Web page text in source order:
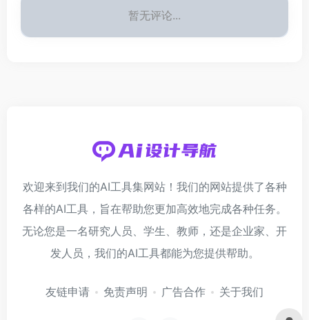
暂无评论...
欢迎来到我们的AI工具集网站！我们的网站提供了各种
各样的AI工具，旨在帮助您更加高效地完成各种任务。
无论您是一名研究人员、学生、教师，还是企业家、开
发人员，我们的AI工具都能为您提供帮助。
友链申请 免责声明 广告合作 关于我们